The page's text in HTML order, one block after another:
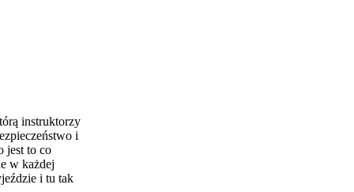
instruktorzy
i
jest to co
w każdej
i tu tak